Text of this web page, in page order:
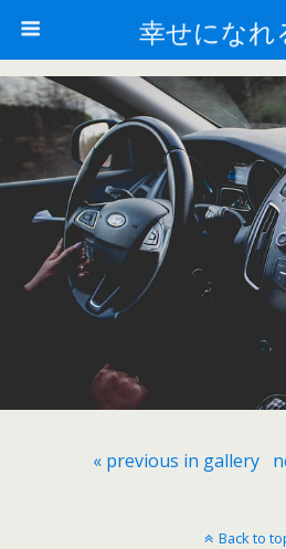
幸せになれ
« previous in gallery
Back to